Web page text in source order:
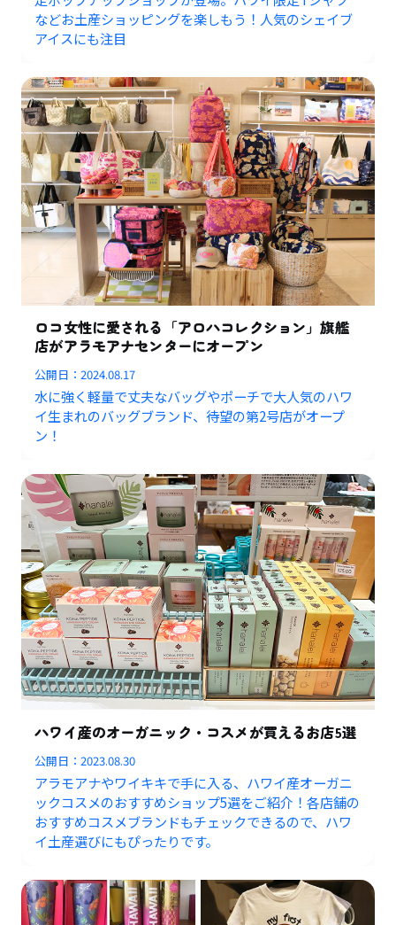
などお土産ショッピングを楽しもう！人気のシェイブ
アイスにも注目
ロコ女性に愛される「アロハコレクション」旗艦
店がアラモアナセンターにオープン
公開日：2024.08.17
水に強く軽量で丈夫なバッグやポーチで大人気のハワ
イ生まれのバッグブランド、待望の第2号店がオープ
ン！
ハワイ産のオーガニック・コスメが買えるお店5選
公開日：2023.08.30
アラモアナやワイキキで手に入る、ハワイ産オーガニ
ックコスメのおすすめショップ5選をご紹介！各店舗の
おすすめコスメブランドもチェックできるので、ハワ
イ土産選びにもぴったりです。